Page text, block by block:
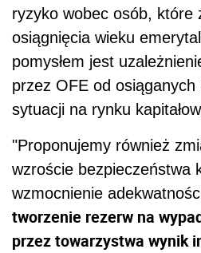
ryzyko wobec osób, które
osiągnięcia wieku
pomysłem jest
przez OFE od
sytuacji na rynku
"Proponujemy również
wzroście bezpieczeństwa
wzmocnienie
tworzenie rezerw na
przez towarzystwa wynik